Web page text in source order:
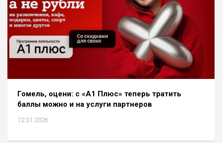
Гомель, оцени: с «A1 Плюс» теперь тратить
баллы можно и на услуги партнеров
12.01.2026